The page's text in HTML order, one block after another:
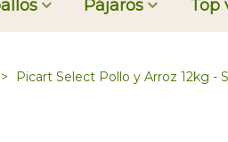
Pájaros Top
> Picart Select Pollo y Arroz 12kg -